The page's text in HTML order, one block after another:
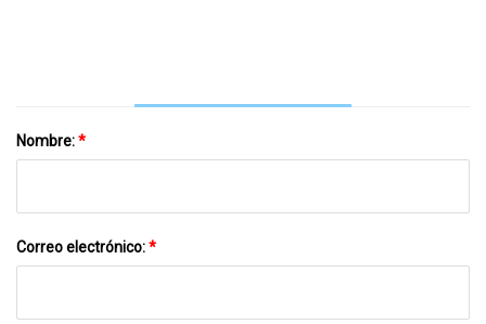
Nombre:*
Correo electrónico:*